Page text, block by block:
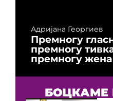
Адријана Георгиев
Премногу
премногу
премногу жена
БОЦКАМЕ